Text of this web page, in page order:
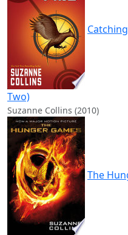
Two)
Suzanne Collins (2010)
The